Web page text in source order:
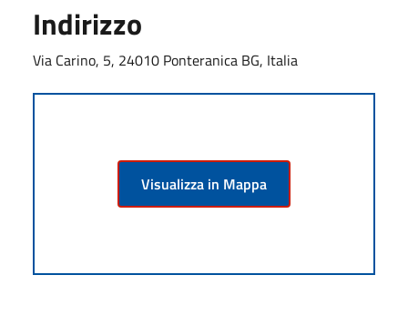
Indirizzo
Via Carino, 5, 24010 Ponteranica BG, Italia
Visualizza in Mappa